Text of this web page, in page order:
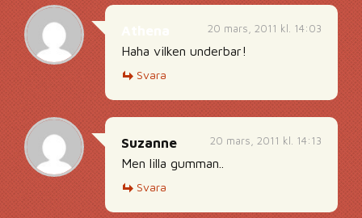
20 mars, 2011 kl. 14:03
Haha vilken underbar!
Svara
20 mars, 2011 kl. 14:13
Suzanne
Men lilla gumman..
Svara